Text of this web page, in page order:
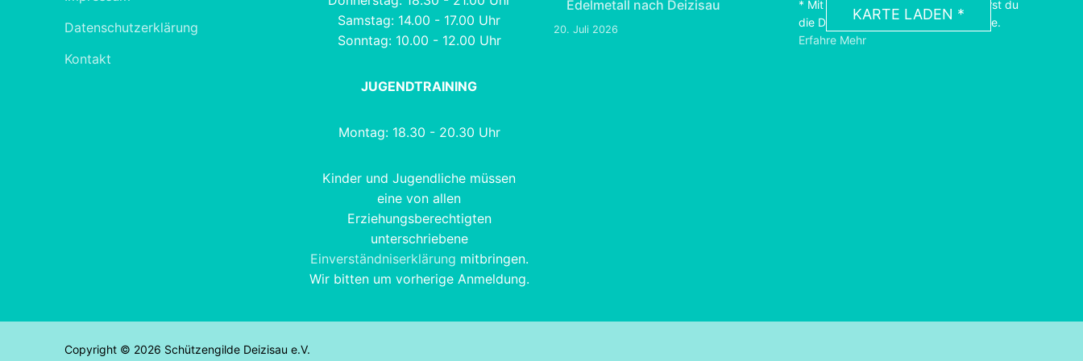
Datenschutzerklärung
Kontakt
Samstag: 14.00 - 17.00 Uhr
Sonntag: 10.00 - 12.00 Uhr
JUGENDTRAINING
Montag: 18.30 - 20.30 Uhr
Kinder und Jugendliche müssen
eine von allen
Erziehungsberechtigten
unterschriebene
Einverständniserklärung mitbringen.
Wir bitten um vorherige Anmeldung.
Edelmetall nach Deizisau
20. Juli 2026
KARTE LADEN *
* Mit dem Laden der Karte akzeptierst du
die Datenschutzerklärung von Google.
Erfahre Mehr
Copyright © 2026 Schützengilde Deizisau e.V.